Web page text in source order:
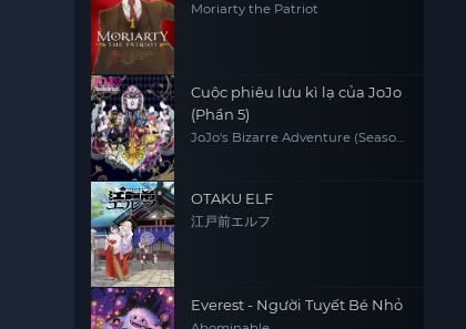
Moriarty the Patriot
Cuộc phiêu lưu kì lạ của JoJo
(Phần 5)
JoJo's Bizarre Adventure (Season
OTAKU ELF
江戸前エルフ
Everest - Người Tuyết Bé Nhỏ